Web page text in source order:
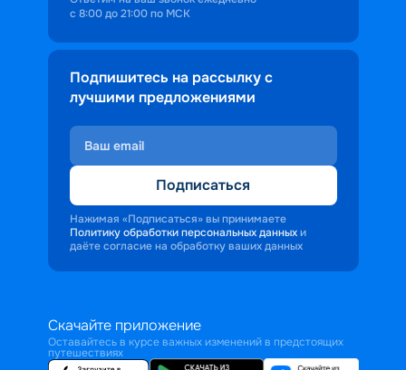
с 8:00 до 21:00 по МСК
Подпишитесь на рассылку с
лучшими предложениями
Подписаться
Нажимая «Подписаться» вы принимаете
Политику обработки персональных данных и
даёте согласие на обработку ваших данных
Скачайте приложение
Оставайтесь в курсе важных изменений в предстоящих
путешествиях